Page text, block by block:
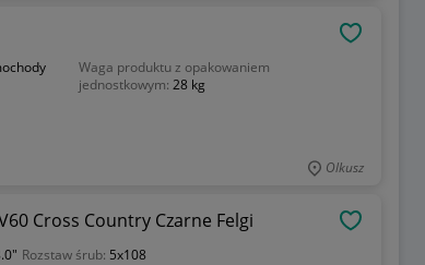
Waga produktu z opakowaniem
jednostkowym:28 kg
Olkusz
Cross Country Czarne Felgi
Rozstaw śrub: 5x108